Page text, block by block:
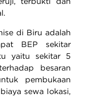
di Biru adalah
BEP sekitar
yaitu sekitar 5
besaran
pembukaan
sewa Iokasi,